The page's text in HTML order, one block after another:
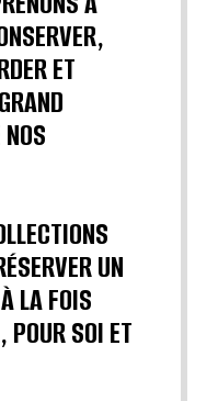
ET
UN
LA FOIS
POUR SOI ET